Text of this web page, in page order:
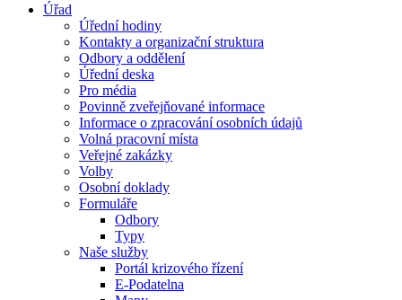
Úřad
Úřední hodiny
Kontakty a organizační struktura
Odbory a oddělení
Úřední deska
Pro média
Povinně zveřejňované informace
Informace o zpracování osobních údajů
Volná pracovní místa
Veřejné zakázky
Volby
Osobní doklady
Formuláře
Odbory
Typy
Naše služby
Portál krizového řízení
E-Podatelna